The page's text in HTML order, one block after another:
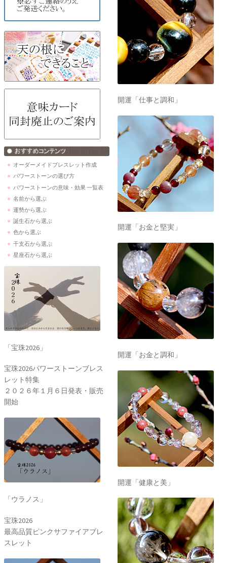
オーダーメイドブレスレット作成
パワーストーンの選び方
パワーストーンの意味・効果 一覧表
名前から選ぶ
運勢から選ぶ
誕生石から選ぶ
色から選ぶ
干支石から選ぶ
星座石から選ぶ
「宝珠2026」
宝珠2026パワーストーンブレス
レット特集
２０２６年１月６日発表・販売
開始
「ウラノス」
宝珠2026
最高品質ピンクサファイアブレ
スレット
開運「仕事と調和」
開運「お金と堅実」
開運「お金と調和」
開運「健康と美」